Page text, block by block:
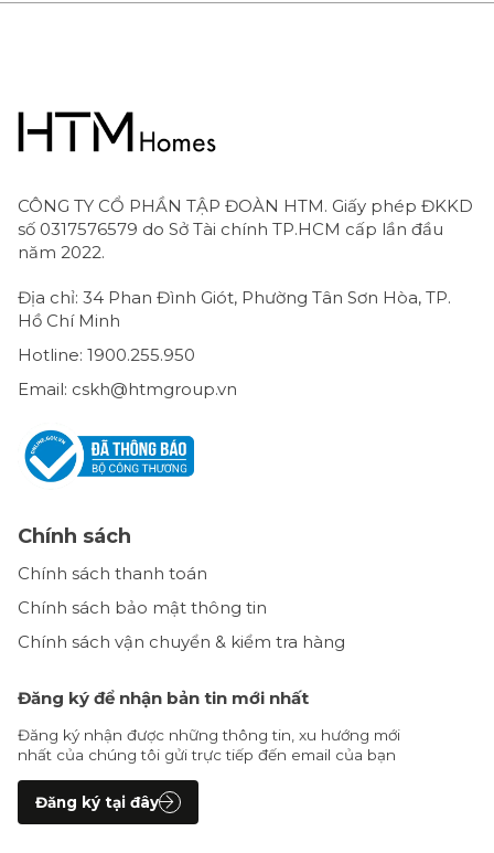
CÔNG TY CỔ PHẦN TẬP ĐOÀN HTM. Giấy phép ĐKKD
số 0317576579 do Sở Tài chính TP.HCM cấp lần đầu
năm 2022.
Địa chỉ: 34 Phan Đình Giót, Phường Tân Sơn Hòa, TP.
Hồ Chí Minh
Hotline: 1900.255.950
Email: cskh@htmgroup.vn
Chính sách
Chính sách thanh toán
Chính sách bảo mật thông tin
Chính sách vận chuyển & kiểm tra hàng
Đăng ký để nhận bản tin mới nhất
Đăng ký nhận được những thông tin, xu hướng mới
nhất của chúng tôi gửi trực tiếp đến email của bạn
Đăng ký tại đây